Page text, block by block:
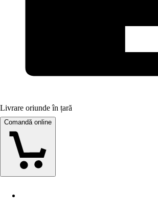
Livrare oriunde în țară
Comandă online